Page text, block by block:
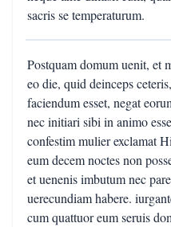
sacris se temperaturum.
Postquam domum uenit, et
eo die, quid deinceps
faciendum esset, negat
nec initiari sibi in animo
confestim mulier exclamat
eum decem noctes non
et uenenis imbutum nec
uerecundiam habere.
cum quattuor eum seruis